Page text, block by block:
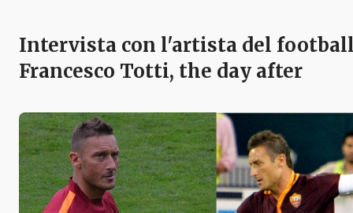
Intervista con l'artista del
Francesco Totti, the day after